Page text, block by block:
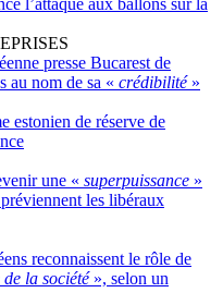
presse Bucarest de
au nom de sa « crédibilité »
estonien de réserve de
une « superpuissance »
les libéraux
reconnaissent le rôle de
la société », selon un